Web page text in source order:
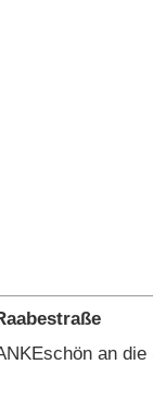
an